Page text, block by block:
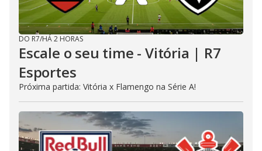
DO R7/HÁ 2 HORAS
Escale o seu time - Vitória | R7
Esportes
Próxima partida: Vitória x Flamengo na Série A!